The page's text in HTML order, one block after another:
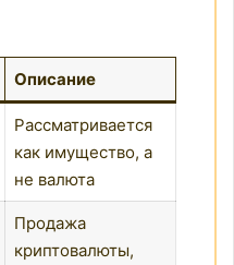
Описание
Рассматривается
как имущество, а
не валюта
Продажа
криптовалюты,